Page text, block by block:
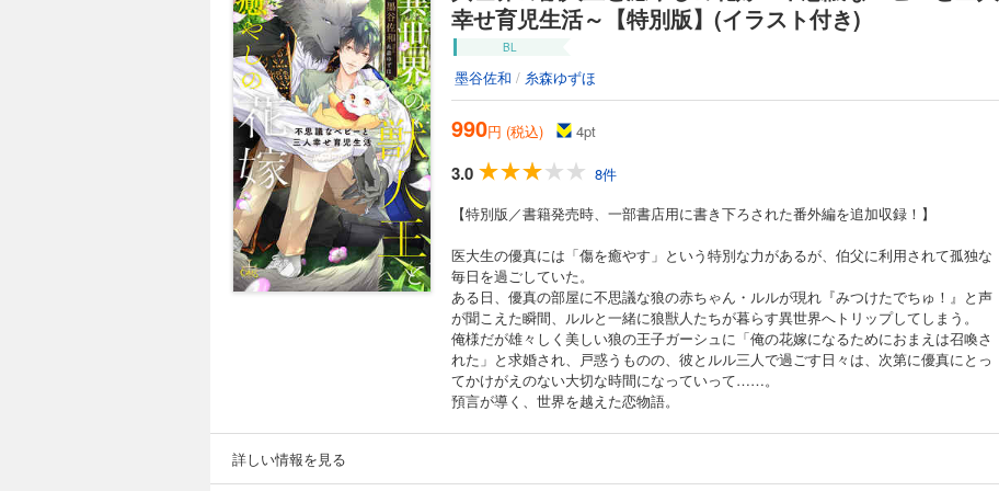
幸せ育児生活～【特別版】(イラスト付き)
BL
墨谷佐和 / 糸森ゆずほ
990円 (税込) 4pt
3.0
8件
【特別版／書籍発売時、一部書店用に書き下ろされた番外編を追加収録！】
医大生の優真には「傷を癒やす」という特別な力があるが、伯父に利用されて孤独な
毎日を過ごしていた。
ある日、優真の部屋に不思議な狼の赤ちゃん・ルルが現れ『みつけたでちゅ！』と声
が聞こえた瞬間、ルルと一緒に狼獣人たちが暮らす異世界へトリップしてしまう。
俺様だが雄々しく美しい狼の王子ガーシュに「俺の花嫁になるためにおまえは召喚さ
れた」と求婚され、戸惑うものの、彼とルル三人で過ごす日々は、次第に優真にとっ
てかけがえのない大切な時間になっていって……。
預言が導く、世界を越えた恋物語。
詳しい情報を見る